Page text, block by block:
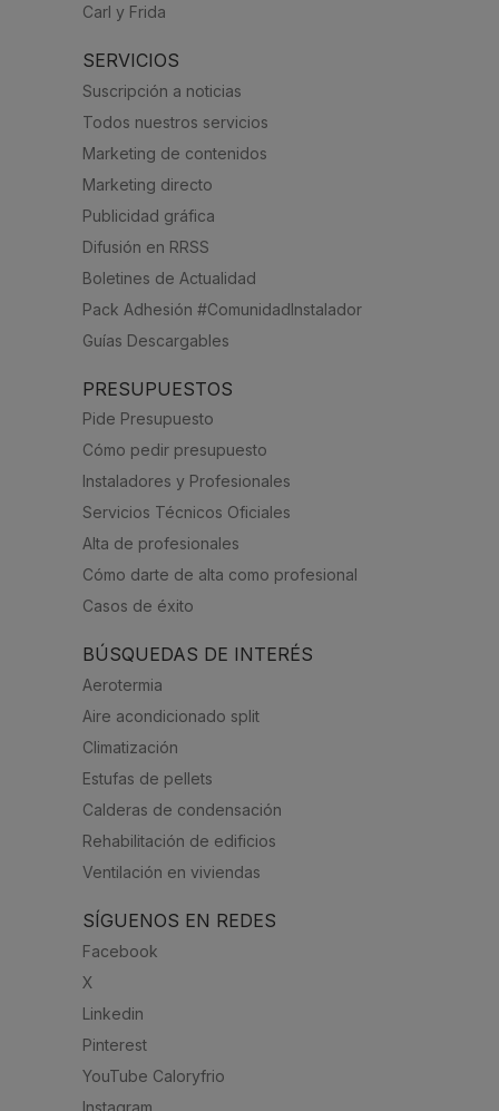
Carl y Frida
SERVICIOS
Suscripción a noticias
Todos nuestros servicios
Marketing de contenidos
Marketing directo
Publicidad gráfica
Difusión en RRSS
Boletines de Actualidad
Pack Adhesión #ComunidadInstalador
Guías Descargables
PRESUPUESTOS
Pide Presupuesto
Cómo pedir presupuesto
Instaladores y Profesionales
Servicios Técnicos Oficiales
Alta de profesionales
Cómo darte de alta como profesional
Casos de éxito
BÚSQUEDAS DE INTERÉS
Aerotermia
Aire acondicionado split
Climatización
Estufas de pellets
Calderas de condensación
Rehabilitación de edificios
Ventilación en viviendas
SÍGUENOS EN REDES
Facebook
X
Linkedin
Pinterest
YouTube Caloryfrio
Instagram